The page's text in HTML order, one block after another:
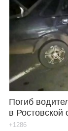
Погиб
в Ростовской
+1286